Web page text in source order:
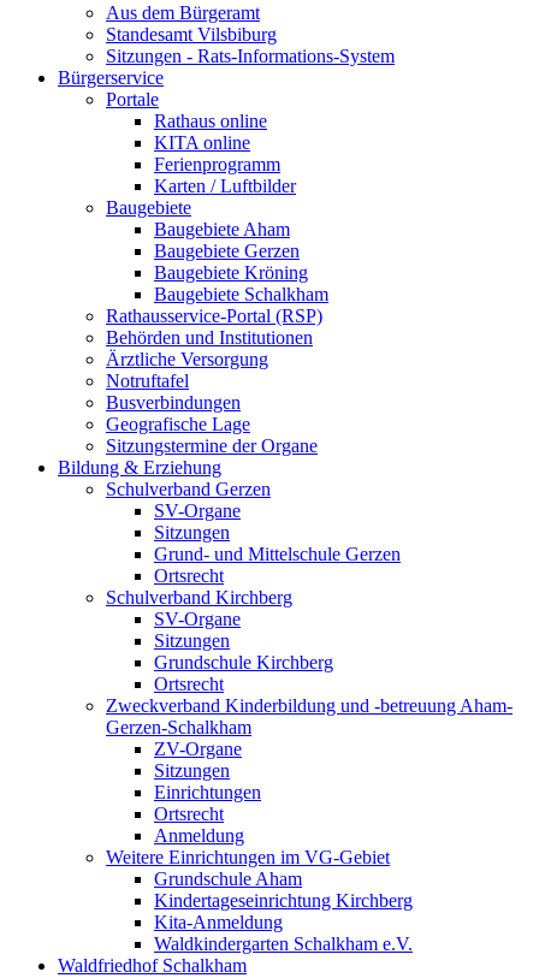
Aus dem Bürgeramt
Standesamt Vilsbiburg
Sitzungen - Rats-Informations-System
Bürgerservice
Portale
Rathaus online
KITA online
Ferienprogramm
Karten / Luftbilder
Baugebiete
Baugebiete Aham
Baugebiete Gerzen
Baugebiete Kröning
Baugebiete Schalkham
Rathausservice-Portal (RSP)
Behörden und Institutionen
Ärztliche Versorgung
Notruftafel
Busverbindungen
Geografische Lage
Sitzungstermine der Organe
Bildung & Erziehung
Schulverband Gerzen
SV-Organe
Sitzungen
Grund- und Mittelschule Gerzen
Ortsrecht
Schulverband Kirchberg
SV-Organe
Sitzungen
Grundschule Kirchberg
Ortsrecht
Zweckverband Kinderbildung und -betreuung Aham-
Gerzen-Schalkham
ZV-Organe
Sitzungen
Einrichtungen
Ortsrecht
Anmeldung
Weitere Einrichtungen im VG-Gebiet
Grundschule Aham
Kindertageseinrichtung Kirchberg
Kita-Anmeldung
Waldkindergarten Schalkham e.V.
Waldfriedhof Schalkham